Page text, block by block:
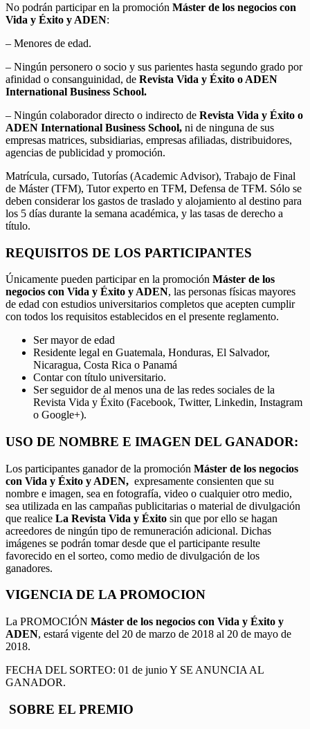
No podrán participar en la promoción Máster de los negocios con
Vida y Éxito y ADEN:
– Menores de edad.
– Ningún personero o socio y sus parientes hasta segundo grado por
afinidad o consanguinidad, de Revista Vida y Éxito o ADEN
International Business School.
– Ningún colaborador directo o indirecto de Revista Vida y Éxito o
ADEN International Business School, ni de ninguna de sus
empresas matrices, subsidiarias, empresas afiliadas, distribuidores,
agencias de publicidad y promoción.
Matrícula, cursado, Tutorías (Academic Advisor), Trabajo de Final
de Máster (TFM), Tutor experto en TFM, Defensa de TFM. Sólo se
deben considerar los gastos de traslado y alojamiento al destino para
los 5 días durante la semana académica, y las tasas de derecho a
título.
REQUISITOS DE LOS PARTICIPANTES
Únicamente pueden participar en la promoción Máster de los
negocios con Vida y Éxito y ADEN, las personas físicas mayores
de edad con estudios universitarios completos que acepten cumplir
con todos los requisitos establecidos en el presente reglamento.
Ser mayor de edad
Residente legal en Guatemala, Honduras, El Salvador,
Nicaragua, Costa Rica o Panamá
Contar con título universitario.
Ser seguidor de al menos una de las redes sociales de la
Revista Vida y Éxito (Facebook, Twitter, Linkedin, Instagram
o Google+).
USO DE NOMBRE E IMAGEN DEL GANADOR:
Los participantes ganador de la promoción Máster de los negocios
con Vida y Éxito y ADEN, expresamente consienten que su
nombre e imagen, sea en fotografía, video o cualquier otro medio,
sea utilizada en las campañas publicitarias o material de divulgación
que realice La Revista Vida y Éxito sin que por ello se hagan
acreedores de ningún tipo de remuneración adicional. Dichas
imágenes se podrán tomar desde que el participante resulte
favorecido en el sorteo, como medio de divulgación de los
ganadores.
VIGENCIA DE LA PROMOCION
La PROMOCIÓN Máster de los negocios con Vida y Éxito y
ADEN, estará vigente del 20 de marzo de 2018 al 20 de mayo de
2018.
FECHA DEL SORTEO: 01 de junio Y SE ANUNCIA AL
GANADOR.
SOBRE EL PREMIO